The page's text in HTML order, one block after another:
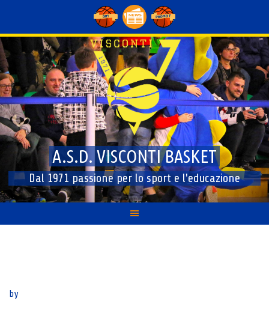
content
A.S.D. VISCONTI BASKET
Dal 1971 passione per lo sport e l'educazione
by